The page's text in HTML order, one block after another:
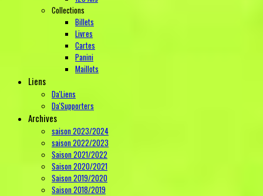
Collections
Billets
Livres
Cartes
Panini
Maillots
Liens
Da'Liens
Da'Supporters
Archives
saison 2023/2024
saison 2022/2023
Saison 2021/2022
Saison 2020/2021
Saison 2019/2020
Saison 2018/2019